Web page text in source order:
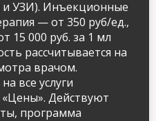
и УЗИ). Инъекционные
— от 350 руб/ед.,
15 000 руб. за 1 мл
рассчитывается на
врачом.
все услуги
Действуют
программа